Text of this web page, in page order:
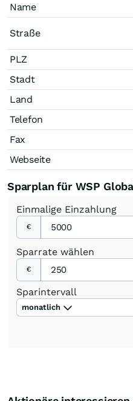
Name
Straße
PLZ
Stadt
Land
Telefon
Fax
Webseite
Sparplan für WSP
Einmalige Einzahlung
€
Sparrate wählen
€
Sparintervall
monatlich